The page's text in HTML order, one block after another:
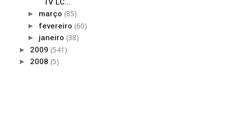
TV LC...
► março (85)
► fevereiro (60)
► janeiro (38)
► 2009 (541)
► 2008 (5)